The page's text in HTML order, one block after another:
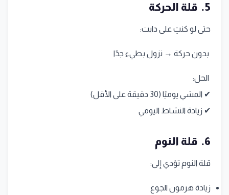
5. قلة الحركة
حتى لو كنتِ على دايت:
بدون حركة → نزول بطيء جدًا
الحل:
✔ المشي يوميًا (30 دقيقة على الأقل)
✔ زيادة النشاط اليومي
6. قلة النوم
قلة النوم تؤدي إلى:
زيادة هرمون الجوع